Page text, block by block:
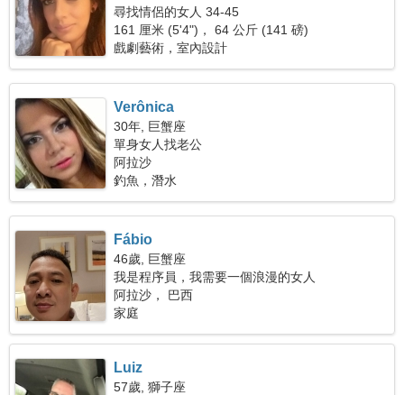
尋找情侶的女人 34-45
161 厘米 (5'4")， 64 公斤 (141 磅)
戲劇藝術，室內設計
Verônica
30年, 巨蟹座
單身女人找老公
阿拉沙
釣魚，潛水
Fábio
46歲, 巨蟹座
我是程序員，我需要一個浪漫的女人
阿拉沙， 巴西
家庭
Luiz
57歲, 獅子座